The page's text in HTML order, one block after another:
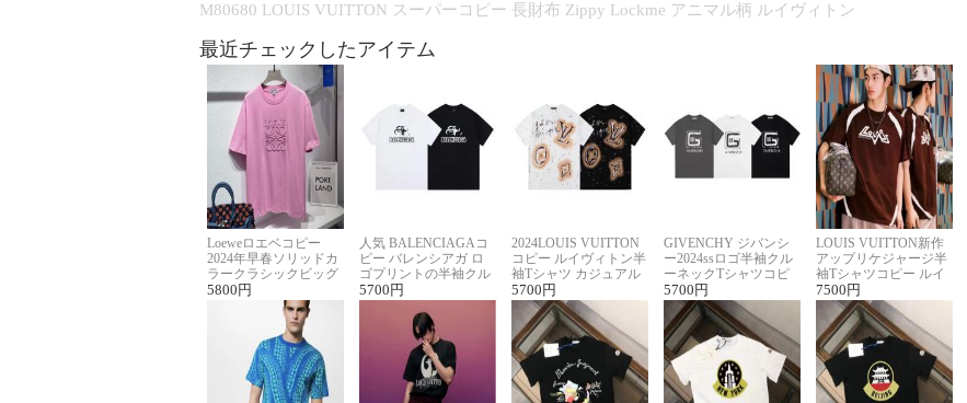
M80680 LOUIS VUITTON スーパーコピー 長財布 Zippy Lockme アニマル柄 ルイヴィトン
最近チェックしたアイテム
Loeweロエベコピー
2024年早春ソリッドカ
ラークラシックビッグ
ロゴ刺繍Tシャツ
5800 円
人気 BALENCIAGAコ
ピー バレンシアガ ロ
ゴプリントの半袖クル
ーネックTシャツ
5700 円
2024LOUIS VUITTON
コピー ルイヴィトン半
袖Tシャツ カジュアル
に馴染む 2色展開
5700 円
GIVENCHY ジバンシ
ー2024ssロゴ半袖クル
ーネックTシャツコピ
ー ユニセックス
5700 円
LOUIS VUITTON新作
アップリケジャージ半
袖Tシャツコピー ルイ
ヴィトン着回し抜群
7500 円